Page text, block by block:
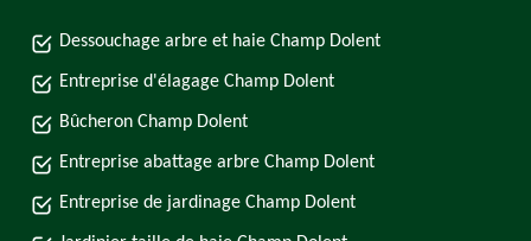
Dessouchage arbre et haie Champ Dolent
Entreprise d'élagage Champ Dolent
Bûcheron Champ Dolent
Entreprise abattage arbre Champ Dolent
Entreprise de jardinage Champ Dolent